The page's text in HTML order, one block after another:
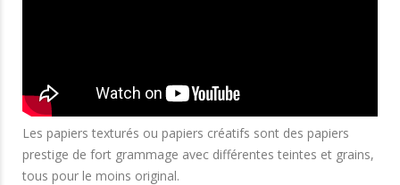
Les papiers texturés ou papiers créatifs sont des papiers
prestige de fort grammage avec différentes teintes et grains,
tous pour le moins original.